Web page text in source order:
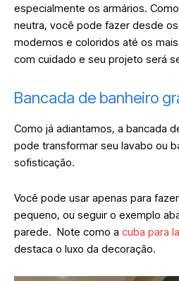
especialmente os armários.
neutra, você pode fazer desde
modernos e coloridos até os
com cuidado e seu projeto será
Bancada de banheiro
Como já adiantamos, a bancada
pode transformar seu lavabo ou
sofisticação.
Você pode usar apenas para
pequeno, ou seguir o exemplo
parede. Note como a cuba para
destaca o luxo da decoração.